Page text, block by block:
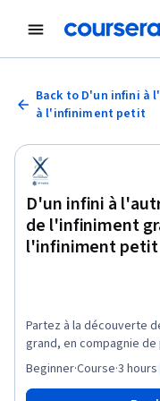
Back to D'un infini à
à l'infiniment petit
D'un infini à
de l'infiniment
l'infiniment petit
Partez à la découverte
grand, en compagnie
vous faire découvrir les
distances les plus
distances les plus
Beginner·Course·3 hours